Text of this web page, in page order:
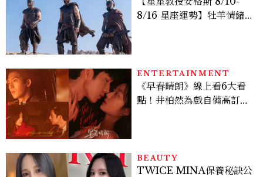
8/16 星座運勢】牡羊情緒
ENTERTAINMENT
《早春晴朗》線上看6大看
點！井柏然為戲自備高訂，
BEAUTY
TWICE MINA保養秘訣公